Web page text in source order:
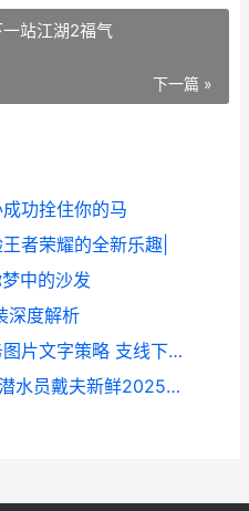
站江湖2福气
下一篇 »
功拴住你的马
者荣耀的全新乐趣|
中的沙发
深度解析
无主之地4支线下壹个任务图片文字策略 支线下壹个任务如何做 无主之地4支线任务
潜水员戴夫兑换码是啥子 潜水员戴夫新鲜2025兑换码同享 潜水员戴夫兑换吗